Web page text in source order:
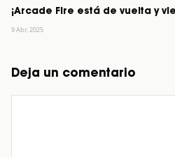
¡Arcade Fire está de vuelta y
9 Abr, 2025
Deja un comentario